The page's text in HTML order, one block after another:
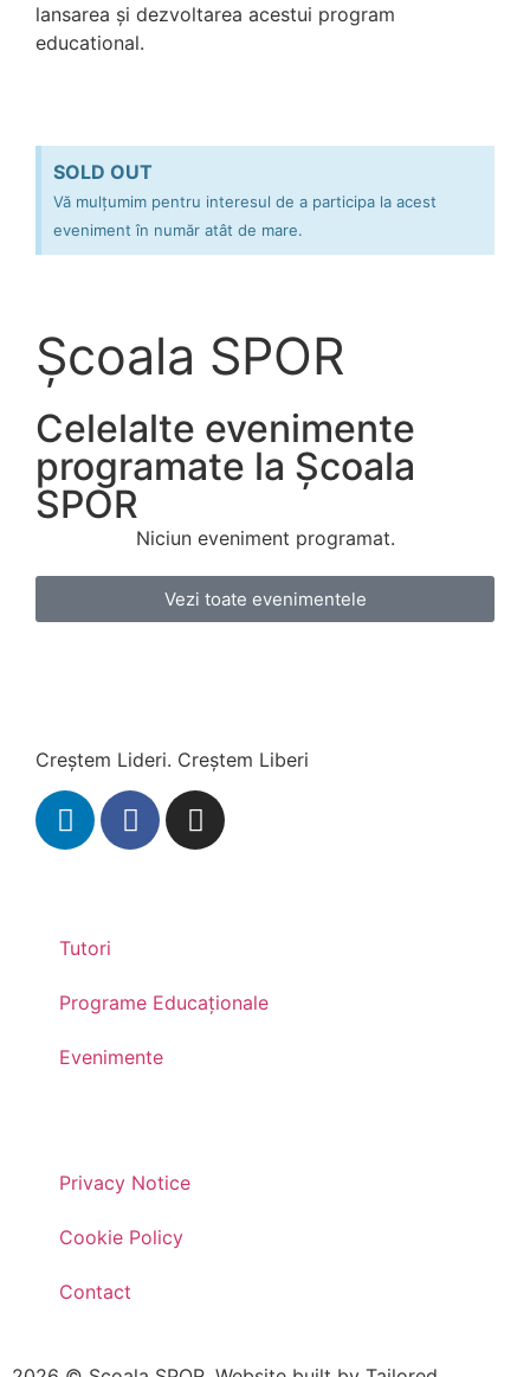
lansarea și dezvoltarea acestui program
educational.
SOLD OUT
Vă mulțumim pentru interesul de a participa la acest
eveniment în număr atât de mare.
Școala SPOR
Celelalte evenimente
programate la Școala
SPOR
Niciun eveniment programat.
Vezi toate evenimentele
Creștem Lideri. Creștem Liberi
Tutori
Programe Educaționale
Evenimente
Privacy Notice
Cookie Policy
Contact